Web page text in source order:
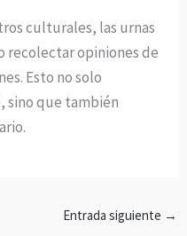
culturales, las urnas
recolectar opiniones de
Esto no solo
sino que también
Entrada siguiente →